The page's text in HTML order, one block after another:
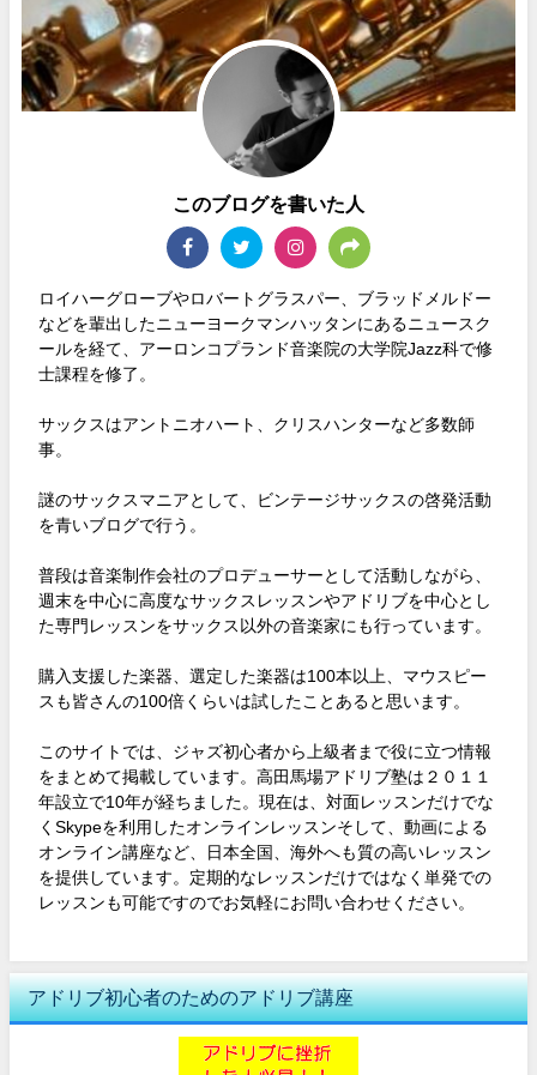
このブログを書いた人
ロイハーグローブやロバートグラスパー、ブラッドメルドー
などを輩出したニューヨークマンハッタンにあるニュースク
ールを経て、アーロンコプランド音楽院の大学院Jazz科で修
士課程を修了。
サックスはアントニオハート、クリスハンターなど多数師
事。
謎のサックスマニアとして、ビンテージサックスの啓発活動
を青いブログで行う。
普段は音楽制作会社のプロデューサーとして活動しながら、
週末を中心に高度なサックスレッスンやアドリブを中心とし
た専門レッスンをサックス以外の音楽家にも行っています。
購入支援した楽器、選定した楽器は100本以上、マウスピー
スも皆さんの100倍くらいは試したことあると思います。
このサイトでは、ジャズ初心者から上級者まで役に立つ情報
をまとめて掲載しています。高田馬場アドリブ塾は２０１１
年設立で10年が経ちました。現在は、対面レッスンだけでな
くSkypeを利用したオンラインレッスンそして、動画による
オンライン講座など、日本全国、海外へも質の高いレッスン
を提供しています。定期的なレッスンだけではなく単発での
レッスンも可能ですのでお気軽にお問い合わせください。
アドリブ初心者のためのアドリブ講座